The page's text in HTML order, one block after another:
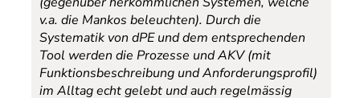
v.a. die Mankos beleuchten). Durch die
Systematik von dPE und dem entsprechenden
Tool werden die Prozesse und AKV (mit
Funktionsbeschreibung und Anforderungsprofil)
im Alltag echt gelebt und auch regelmässig